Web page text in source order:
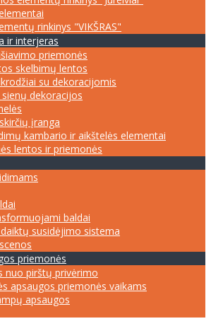
rinkinys "VIKŠRAS"
ir interjeras
priemonės
skelbimų lentos
su dekoracijomis
sienų dekoracijos
įranga
kambario ir aikštelės elementai
lentos ir priemonės
baldai
susidėjimo sistema
priemonės
nuo pirštų privėrimo
apsaugos priemonės vaikams
apsaugos